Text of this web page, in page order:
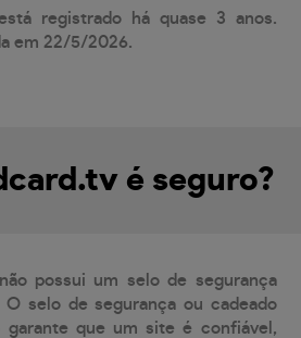
registrado há quase 3 anos.
em 22/5/2026.
é seguro?
possui um selo de segurança
O selo de segurança ou cadeado
que um site é confiável,